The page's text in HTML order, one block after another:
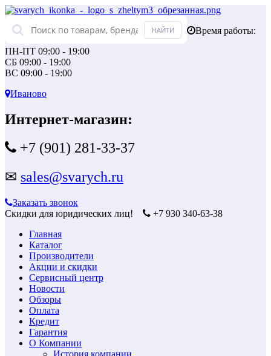
Время работы:
ПН-ПТ 09:00 - 19:00
СБ 09:00 - 19:00
ВС 09:00 - 19:00
Иваново
Интернет-магазин:
+7 (901) 281-33-37
✉ sales@svarych.ru
Заказать звонок
Скидки для юридических лиц!
+7 930 340-63-38
Главная
Каталог
Производители
Акции и скидки
Сервисный центр
Новости
Обзоры
Оплата
Кредит
Гарантия
О Компании
История компании